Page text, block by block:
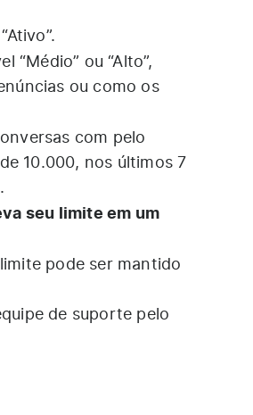
“Médio” ou “Alto”,
ou como os
com pelo
10.000, nos últimos 7
seu limite em um
pode ser mantido
de suporte pelo